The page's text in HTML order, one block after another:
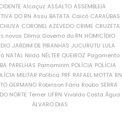
Alcaçuz ASSALTO ASSEMBLEIA
DO RN Assu BATATA Caicó CARAÚBAS
CORONEL AZEVEDO CRIME CRUZETA
novos Dilma Governo do RN HOMICÍDIO
JARDIM DE PIRANHAS JUCURUTU LULA
NATAL Nilda NÉLTER QUEIROZ Pagamento
PARELHAS Parnamirim POLÍCIA POLÍCIA
MILITAR Política PRF RAFAEL MOTTA RN
GERMANO Robinson Faria Roubo SERRA
NORTE Temer UFRN Vivaldo Costa Água
ÁLVARO DIAS